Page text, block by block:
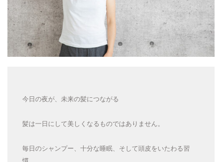
今日の夜が、未来の髪につながる
髪は一日にして美しくなるものではありません。
毎日のシャンプー、十分な睡眠、そして頭皮をいたわる習